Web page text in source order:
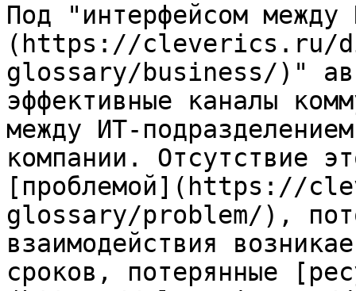
Под "интерфейсом
(https://cleverics.ru/
glossary/business/)"
эффективные каналы
между ИТ-
компании. Отсутствие
[проблемой](https://
glossary/problem/),
взаимодействия
сроков, потерянные